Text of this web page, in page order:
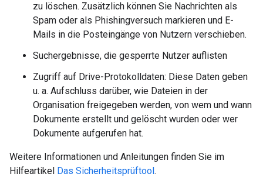
zu löschen. Zusätzlich können Sie Nachrichten als
Spam oder als Phishingversuch markieren und E-
Mails in die Posteingänge von Nutzern verschieben.
Suchergebnisse, die gesperrte Nutzer auflisten
Zugriff auf Drive-Protokolldaten: Diese Daten geben
u. a. Aufschluss darüber, wie Dateien in der
Organisation freigegeben werden, von wem und wann
Dokumente erstellt und gelöscht wurden oder wer
Dokumente aufgerufen hat.
Weitere Informationen und Anleitungen finden Sie im
Hilfeartikel Das Sicherheitsprüftool.